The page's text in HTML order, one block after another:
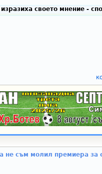
своето мнение -
не съм молил премиера за